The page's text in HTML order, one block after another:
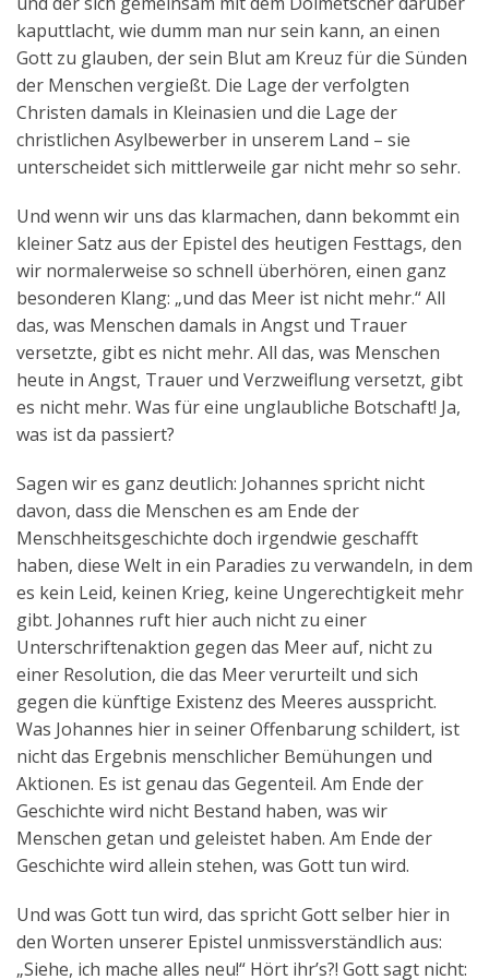
kaputtlacht, wie dumm man nur sein kann, an einen
Gott zu glauben, der sein Blut am Kreuz für die Sünden
der Menschen vergießt. Die Lage der verfolgten
Christen damals in Kleinasien und die Lage der
christlichen Asylbewerber in unserem Land – sie
unterscheidet sich mittlerweile gar nicht mehr so sehr.
Und wenn wir uns das klarmachen, dann bekommt ein
kleiner Satz aus der Epistel des heutigen Festtags, den
wir normalerweise so schnell überhören, einen ganz
besonderen Klang: „und das Meer ist nicht mehr.“ All
das, was Menschen damals in Angst und Trauer
versetzte, gibt es nicht mehr. All das, was Menschen
heute in Angst, Trauer und Verzweiflung versetzt, gibt
es nicht mehr. Was für eine unglaubliche Botschaft! Ja,
was ist da passiert?
Sagen wir es ganz deutlich: Johannes spricht nicht
davon, dass die Menschen es am Ende der
Menschheitsgeschichte doch irgendwie geschafft
haben, diese Welt in ein Paradies zu verwandeln, in dem
es kein Leid, keinen Krieg, keine Ungerechtigkeit mehr
gibt. Johannes ruft hier auch nicht zu einer
Unterschriftenaktion gegen das Meer auf, nicht zu
einer Resolution, die das Meer verurteilt und sich
gegen die künftige Existenz des Meeres ausspricht.
Was Johannes hier in seiner Offenbarung schildert, ist
nicht das Ergebnis menschlicher Bemühungen und
Aktionen. Es ist genau das Gegenteil. Am Ende der
Geschichte wird nicht Bestand haben, was wir
Menschen getan und geleistet haben. Am Ende der
Geschichte wird allein stehen, was Gott tun wird.
Und was Gott tun wird, das spricht Gott selber hier in
den Worten unserer Epistel unmissverständlich aus:
„Siehe, ich mache alles neu!“ Hört ihr’s?! Gott sagt nicht: